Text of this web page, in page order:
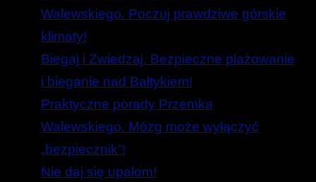
Walewskiego. Poczuj prawdziwe górskie
klimaty!
Biegaj i Zwiedzaj. Bezpieczne plażowanie
i bieganie nad Bałtykiem!
Praktyczne porady Przemka
Walewskiego. Mózg może wyłączyć
„bezpiecznik”!
Nie daj się upałom!